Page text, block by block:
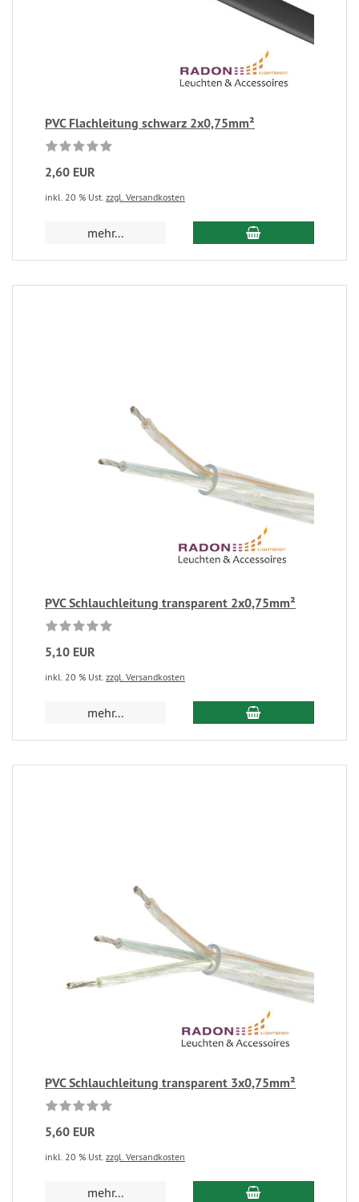
PVC Flachleitung schwarz 2x0,75mm²
2,60 EUR
inkl. 20 % Ust. zzgl. Versandkosten
mehr...
PVC Schlauchleitung transparent 2x0,75mm²
5,10 EUR
inkl. 20 % Ust. zzgl. Versandkosten
mehr...
PVC Schlauchleitung transparent 3x0,75mm²
5,60 EUR
inkl. 20 % Ust. zzgl. Versandkosten
mehr...